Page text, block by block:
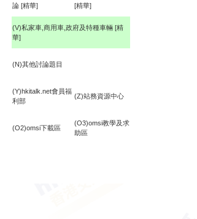
論 [精華]
[精華]
(V)私家車,商用車,政府及特種車輛 [精
華]
(N)其他討論題目
(Y)hkitalk.net會員福
利部
(Z)站務資源中心
(O2)omsi下載區
(O3)omsi教學及求
助區